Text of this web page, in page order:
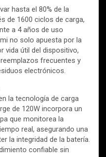
hasta el 80% de la
de 1600 ciclos de carga,
a 4 años de uso
no solo apuesta por la
vida útil del dispositivo,
frecuentes y
electrónicos.
la tecnología de carga
de 120W incorpora un
que monitorea la
real, asegurando una
la integridad de la batería.
confiable sin